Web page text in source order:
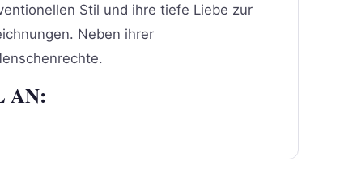
Stil und ihre tiefe Liebe zur
Neben ihrer
AN: